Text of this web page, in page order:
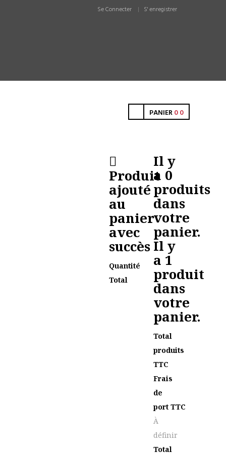
Se Connecter S' enregistrer
PANIER00
Produit
ajouté
au
panier
avec
succès
Quantité
Total
Il y
a 0
produits
dans
votre
panier.
Il y
a 1
produit
dans
votre
panier.
Total
produits
TTC
Frais
de
port TTC
À
définir
Total